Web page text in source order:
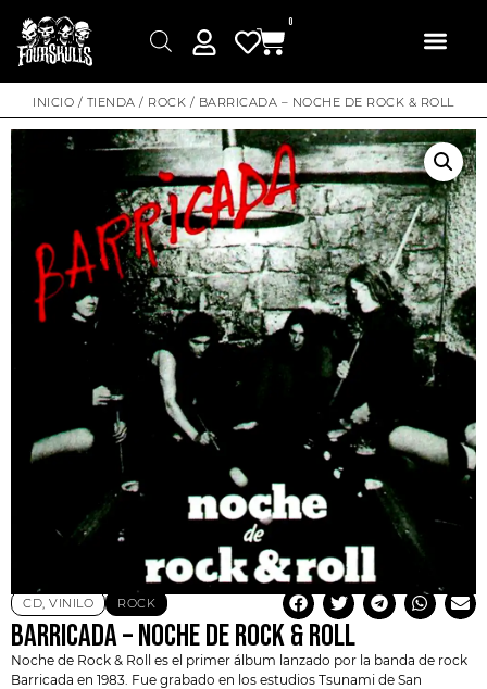
0
INICIO / TIENDA / ROCK / BARRICADA – NOCHE DE ROCK & ROLL
CD, VINILO ROCK
BARRICADA – NOCHE DE ROCK & ROLL
Noche de Rock & Roll es el primer álbum lanzado por la banda de rock
Barricada en 1983. Fue grabado en los estudios Tsunami de San